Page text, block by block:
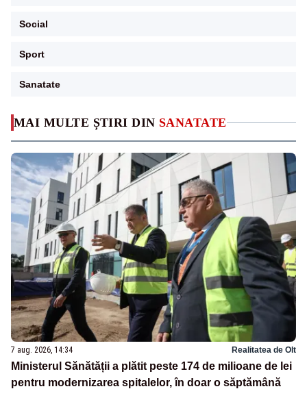
MAI MULTE ȘTIRI DIN SANATATE
7 aug. 2026, 14:34 Realitatea de Olt
Ministerul Sănătății a plătit peste 174 de milioane de lei
pentru modernizarea spitalelor, în doar o săptămână
Social
Sport
Sanatate